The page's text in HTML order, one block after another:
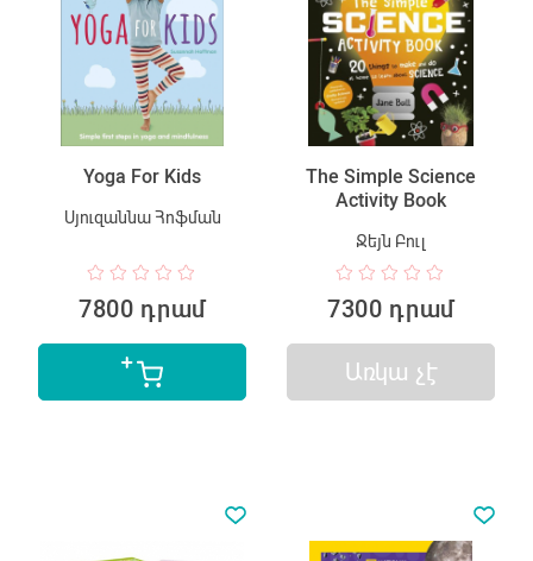
Yoga For Kids
Սյուզաննա Հոֆման
7800 դրամ
The Simple Science
Activity Book
Ջեյն Բուլ
7300 դրամ
Առկա չէ